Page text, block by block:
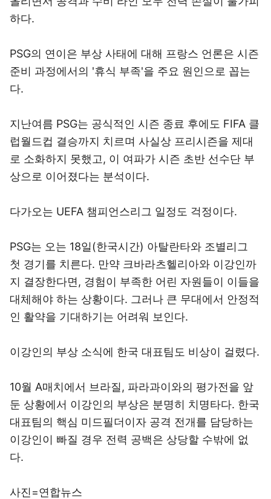
하다.
PSG의 연이은 부상 사태에 대해 프랑스 언론은 시즌
준비 과정에서의 '휴식 부족'을 주요 원인으로 꼽는
다.
지난여름 PSG는 공식적인 시즌 종료 후에도 FIFA 클
럽월드컵 결승까지 치르며 사실상 프리시즌을 제대
로 소화하지 못했고, 이 여파가 시즌 초반 선수단 부
상으로 이어졌다는 분석이다.
다가오는 UEFA 챔피언스리그 일정도 걱정이다.
PSG는 오는 18일(한국시간) 아탈란타와 조별리그
첫 경기를 치른다. 만약 크바라츠헬리아와 이강인까
지 결장한다면, 경험이 부족한 어린 자원들이 이들을
대체해야 하는 상황이다. 그러나 큰 무대에서 안정적
인 활약을 기대하기는 어려워 보인다.
이강인의 부상 소식에 한국 대표팀도 비상이 걸렸다.
10월 A매치에서 브라질, 파라과이와의 평가전을 앞
둔 상황에서 이강인의 부상은 분명히 치명타다. 한국
대표팀의 핵심 미드필더이자 공격 전개를 담당하는
이강인이 빠질 경우 전력 공백은 상당할 수밖에 없
다.
사진=연합뉴스